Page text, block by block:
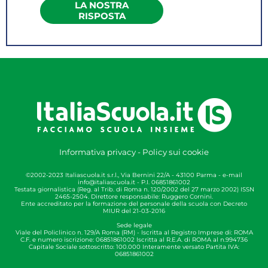
permesso, il corrispondente
recupero al fine di evitare la
ARAN 22 marzo 2022 CIRS97, non
può avvenire in attività di
funzionali, data la infungibilità tra
permesso fruite in occasione di
una seduta di un organo collegiale
o di una riunione di
chiesto il recupero in
corrispondenti ore di
LA NOSTRA
RISPOSTA
Informativa privacy- Policy sui cookie
©2002-2023 Italiascuola.it s.r.l., Via Bernini 22/A - 43100 Parma - e-mail
info@italiascuola.it - P.I. 06851861002
Testata giornalistica (Reg. al Trib. di Roma n. 120/2002 del 27 marzo 2002) ISSN
2465-2504. Direttore responsabile: Ruggero Cornini.
Ente accreditato per la formazione del personale della scuola con Decreto
MIUR del 21-03-2016
Sede legale
Viale del Policlinico n. 129/A Roma (RM) - Iscritta al Registro Imprese di: ROMA
C.F. e numero iscrizione: 06851861002 Iscritta al R.E.A. di ROMA al n.994736
Capitale Sociale sottoscritto: 100.000 Interamente versato Partita IVA:
06851861002